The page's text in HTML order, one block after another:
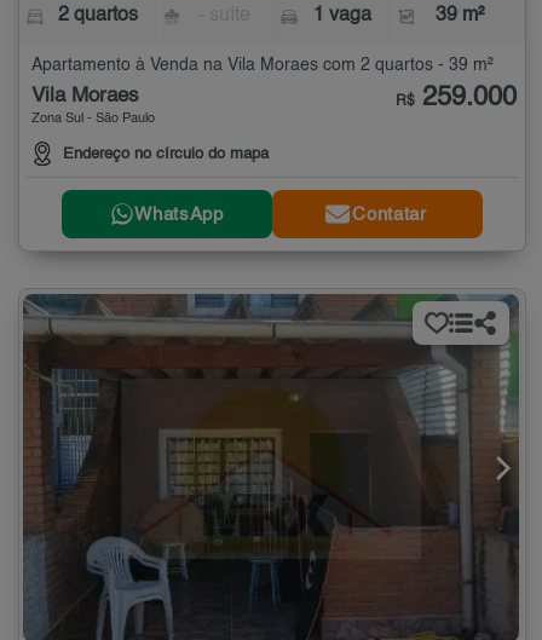
2 quartos 1 vaga 39 m²
Apartamento à Venda na Vila Moraes com 2 quartos - 39 m²
Vila Moraes
Zona Sul - São Paulo
Endereço no círculo do mapa
R$ 259.000
WhatsApp Contatar